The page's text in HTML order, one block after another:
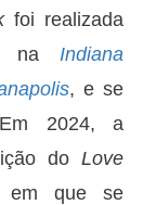
foi realizada
na Indiana
, e se
2024, a
do Love
que se